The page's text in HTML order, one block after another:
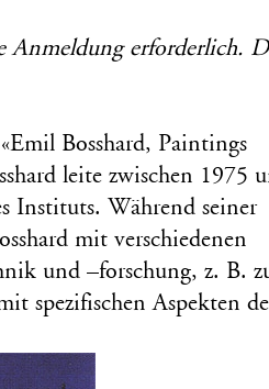
Anmeldung erforderlich.
Bosshard, Paintings
leite zwischen 1975
Instituts. Während seiner
mit verschiedenen
und –forschung, z. B.
spezifischen Aspekten